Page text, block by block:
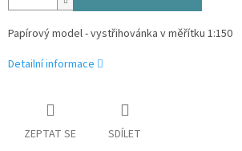
Papírový model - vystřihovánka v měřítku 1:150
Detailní informace
ZEPTAT SE SDÍLET